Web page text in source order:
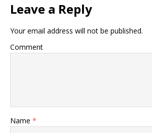
Leave a Reply
Your email address will not be published.
Comment
Name *